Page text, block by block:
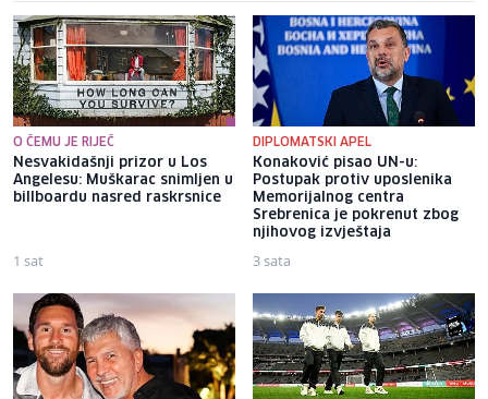
O ČEMU JE RIJEČ
Nesvakidašnji prizor u Los
Angelesu: Muškarac snimljen u
billboardu nasred raskrsnice
1 sat
DIPLOMATSKI APEL
Konaković pisao UN-u:
Postupak protiv uposlenika
Memorijalnog centra
Srebrenica je pokrenut zbog
njihovog izvještaja
3 sata